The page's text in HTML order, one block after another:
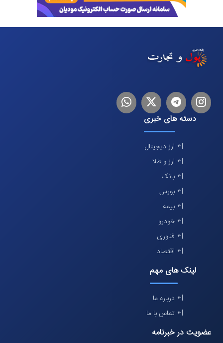
اینستاگرام
تلگرام توییترلینکدین
دسته های خبری
ارز دیجیتال
ارز و طلا
بانک
بورس
بیمه
خودرو
فناوری
اقتصاد
لینک های مهم
درباره ما
تماس با ما
عضویت در خبرنامه